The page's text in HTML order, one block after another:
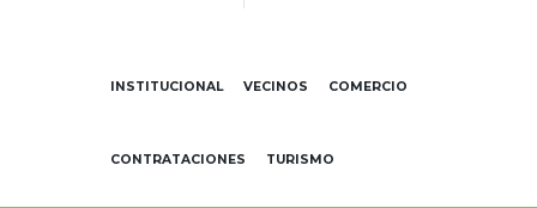
INSTITUCIONAL VECINOS COMERCIO
CONTRATACIONES TURISMO